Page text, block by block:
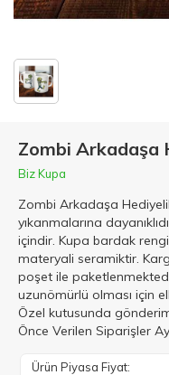
Zombi Arkadaşa
Biz Kupa
Zombi Arkadaşa
yıkanmalarına
içindir. Kupa bardak
materyali seramiktir.
poşet ile
uzunömürlü olması için
Özel kutusunda
Önce Verilen Siparişler
Ürün Piyasa Fiyat: